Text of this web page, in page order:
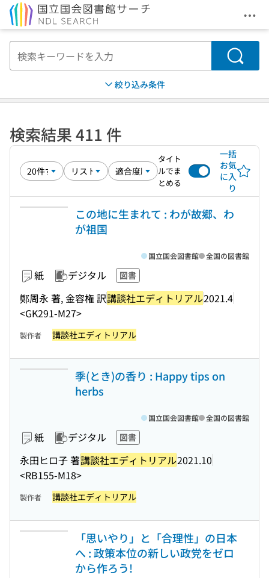
メ
検索
絞り込み条件
検索結果 411 件
タイト
ルでま
とめる
一括
お気
に入
り
この地に生まれて : わが故郷、わ
が祖国
紙 デジタル 図書
鄭周永 著, 金容権 訳講談社エディトリアル2021.4
<GK291-M27>
国立国会図書館 全国の図書館
製作者 講談社エディトリアル
季(とき)の香り : Happy tips on
herbs
紙 デジタル 図書
永田ヒロ子 著講談社エディトリアル2021.10
<RB155-M18>
国立国会図書館 全国の図書館
製作者 講談社エディトリアル
「思いやり」と「合理性」の日本
へ : 政策本位の新しい政党をゼロ
から作ろう!